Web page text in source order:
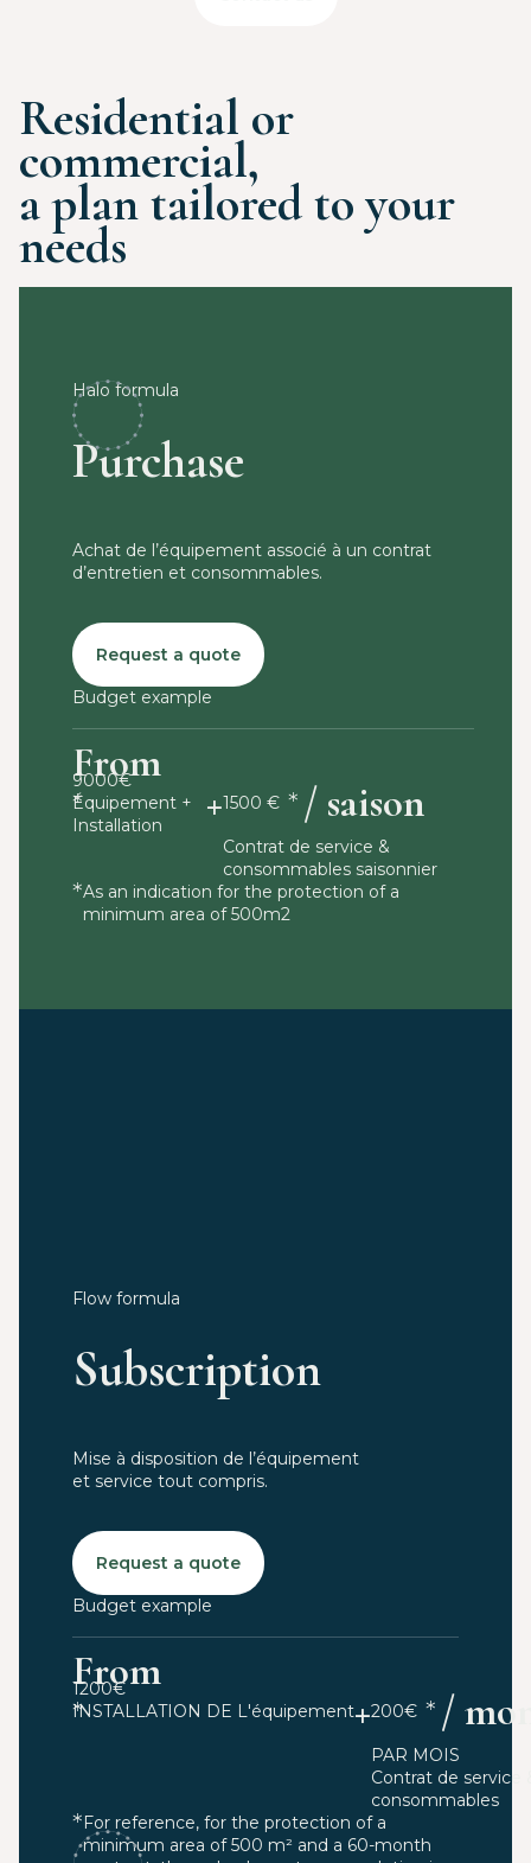
Residential or
commercial,
a plan tailored to your
needs
Halo formula
Purchase
Achat de l’équipement associé à un contrat
d’entretien et consommables.
Request a quote
Budget example
From
9000€
Équipement +
Installation
+1500 € / saison
Contrat de service &
consommables saisonnier
As an indication for the protection of a
minimum area of 500m2
Flow formula
Subscription
Mise à disposition de l’équipement
et service tout compris.
Request a quote
Budget example
From
1200€
INSTALLATION DE L'équipement+200€ /
PAR MOIS
Contrat de service
consommables
For reference, for the protection of a
minimum area of 500 m² and a 60-month